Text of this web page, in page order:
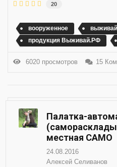
20
вооруженное
продукция Выживай.РФ
6020 просмотров 15
Палатка-
местная CAMO
24.08.2016
Алексей Селиванов